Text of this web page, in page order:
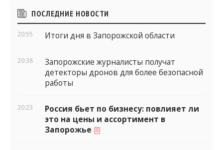
Боковые
виджеты
ПОСЛЕДНИЕ НОВОСТИ
20:55 Итоги дня в Запорожской области
20:38
Запорожские журналисты получат
детекторы дронов для более безопасной
работы
20:23
Россия бьет по бизнесу: повлияет ли
это на цены и ассортимент в
Запорожье